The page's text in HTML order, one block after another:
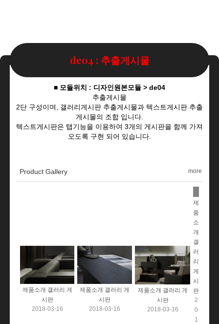
de04 : 추출게시물
■ 모듈위치 : 디자인원본모듈 > de04
추출게시물
2단 구성이며, 갤러리게시판 추출게시물과 텍스트게시판 추출
게시물의 조합 입니다.
텍스트게시판은 탭기능을 이용하여 3개의 게시판을 함께 가져
오도록 구현 되어 있습니다.
Product Gallery more
제품소개 갤러리 게
시판
2018-03-16
제품소개 갤러리 게
시판
2018-03-16
제품소개 갤러리 게
시판
2018-03-16
제
품
소
개
갤
러
리
게
시
판
2
0
1